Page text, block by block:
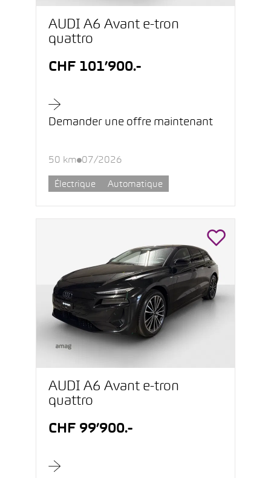
AUDI A6 Avant e-tron
quattro
CHF 101’900.-
Demander une offre maintenant
50 km 07/2026
Électrique Automatique
AUDI A6 Avant e-tron
quattro
CHF 99’900.-